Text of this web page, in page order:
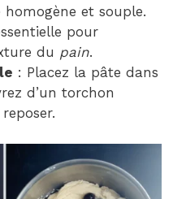
et souple.
pour
du pain.
: Placez la pâte dans
d’un torchon